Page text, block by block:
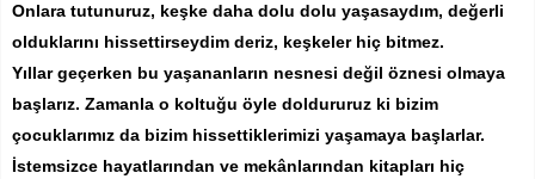
Onlara tutunuruz, keşke daha dolu dolu yaşasaydım, değerli
olduklarını hissettirseydim deriz, keşkeler hiç bitmez.
Yıllar geçerken bu yaşananların nesnesi değil öznesi olmaya
başlarız. Zamanla o koltuğu öyle doldururuz ki bizim
çocuklarımız da bizim hissettiklerimizi yaşamaya başlarlar.
İstemsizce hayatlarından ve mekânlarından kitapları hiç